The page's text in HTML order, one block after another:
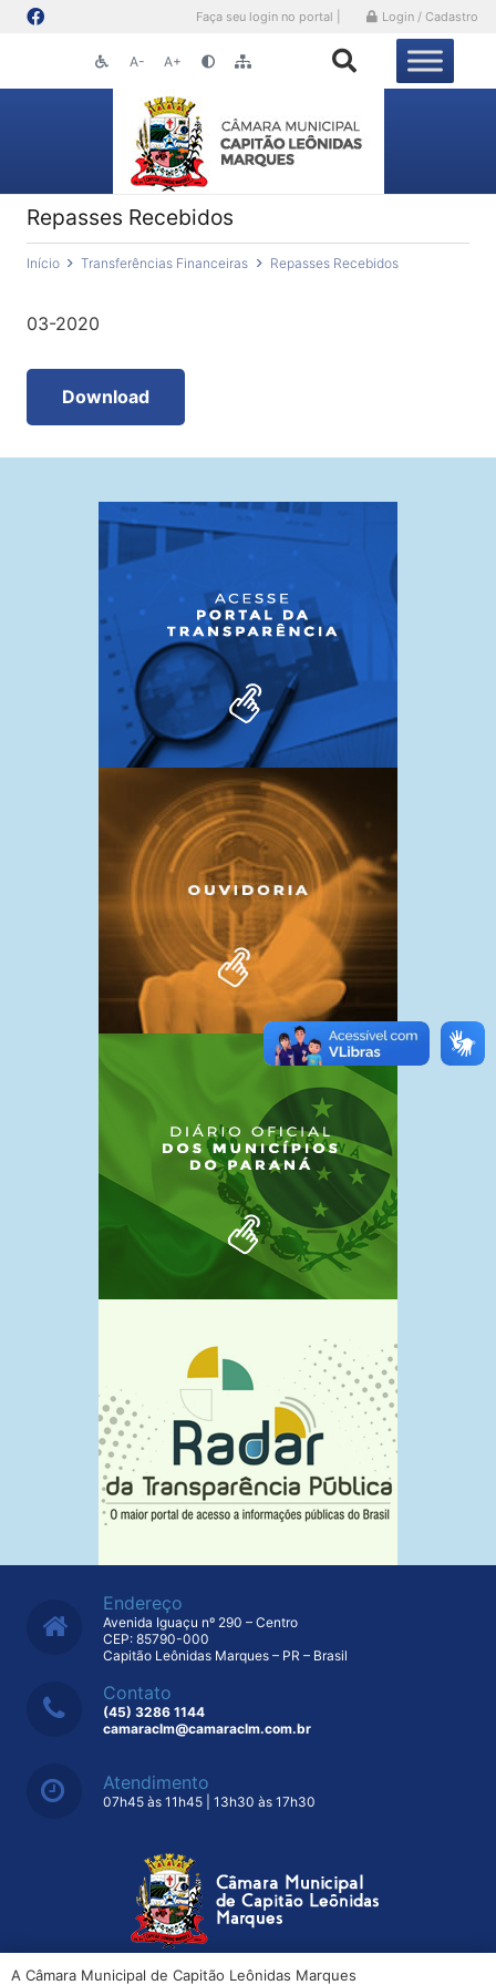
Faça seu login no portal | Login / Cadastro
A- A+
Repasses Recebidos
Início Transferências Financeiras Repasses Recebidos
03-2020
Download
Endereço
Avenida Iguaçu nº 290 – Centro
CEP: 85790-000
Capitão Leônidas Marques – PR – Brasil
Contato
(45) 3286 1144
camaraclm@camaraclm.com.br
Atendimento
07h45 às 11h45 | 13h30 às 17h30
A Câmara Municipal de Capitão Leônidas Marques